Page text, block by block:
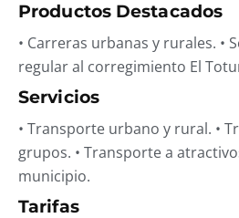
Productos Destacados
• Carreras urbanas y rurales. •
regular al corregimiento El
Servicios
• Transporte urbano y rural. •
grupos. • Transporte a
municipio.
Tarifas